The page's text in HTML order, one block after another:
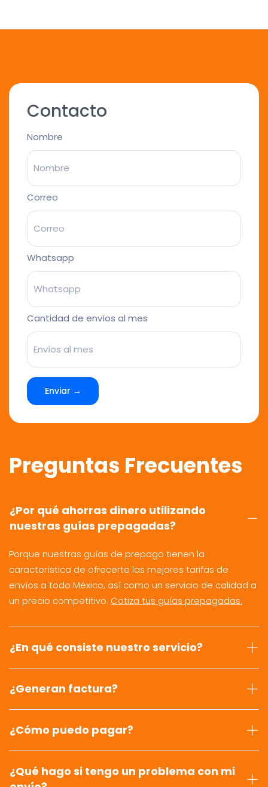
Contacto
Nombre
Correo
Whatsapp
Cantidad de envíos al mes
Enviar →
Preguntas Frecuentes
¿Por qué ahorras dinero utilizando
nuestras guías prepagadas?
Porque nuestras guías de prepago tienen la
característica de ofrecerte las mejores tarifas de
envíos a todo México, así como un servicio de calidad a
un precio competitivo. Cotiza tus guías prepagadas.
¿En qué consiste nuestro servicio?
¿Generan factura?
¿Cómo puedo pagar?
¿Qué hago si tengo un problema con mi